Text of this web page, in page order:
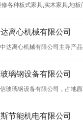
等。深孔加工刀具、辅具有
和上下盖板组成，拖链每节
等一些大型重载机械上面，
拖链型号有TL65,TL9
修各种板式家具,实木家具,地板
离心机械有限公司
达离心机械有限公司主导产品
旋沉降离心机，LWL系列卧
及溶液制备装置，WLS系列无
机。 广泛应用于石油、化工
璃钢设备有限公司
玻璃钢设备有限公司，占地
面积46800平方米。公司有
中、初级职称120人，系一个
节能机电有限公司